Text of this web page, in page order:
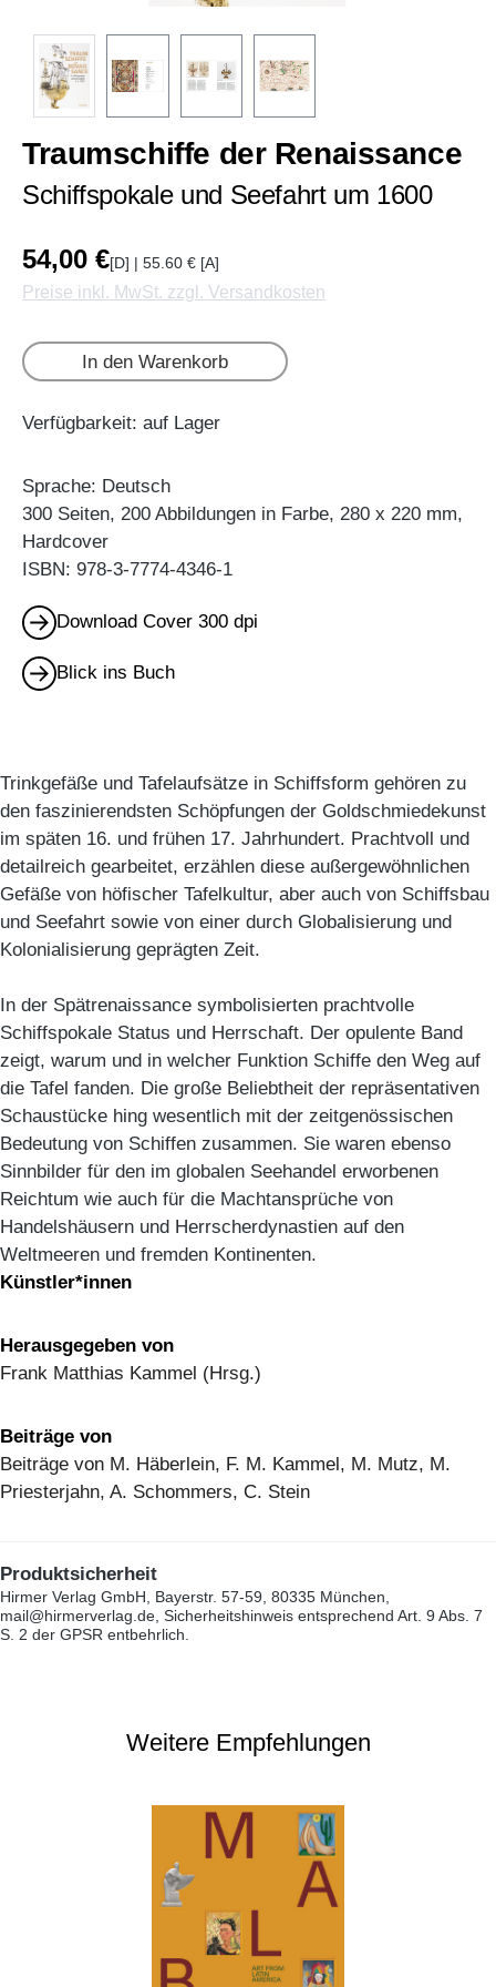
Traumschiffe der Renaissance
Schiffspokale und Seefahrt um 1600
54,00 €[D] | 55.60 € [A]
Preise inkl. MwSt. zzgl. Versandkosten
In den Warenkorb
Verfügbarkeit: auf Lager
Sprache: Deutsch
300 Seiten, 200 Abbildungen in Farbe, 280 x 220 mm,
Hardcover
ISBN: 978-3-7774-4346-1
Download Cover 300 dpi
Blick ins Buch
Trinkgefäße und Tafelaufsätze in Schiffsform gehören zu
den faszinierendsten Schöpfungen der Goldschmiedekunst
im späten 16. und frühen 17. Jahrhundert. Prachtvoll und
detailreich gearbeitet, erzählen diese außergewöhnlichen
Gefäße von höfischer Tafelkultur, aber auch von Schiffsbau
und Seefahrt sowie von einer durch Globalisierung und
Kolonialisierung geprägten Zeit.
In der Spätrenaissance symbolisierten prachtvolle
Schiffspokale Status und Herrschaft. Der opulente Band
zeigt, warum und in welcher Funktion Schiffe den Weg auf
die Tafel fanden. Die große Beliebtheit der repräsentativen
Schaustücke hing wesentlich mit der zeitgenössischen
Bedeutung von Schiffen zusammen. Sie waren ebenso
Sinnbilder für den im globalen Seehandel erworbenen
Reichtum wie auch für die Machtansprüche von
Handelshäusern und Herrscherdynastien auf den
Weltmeeren und fremden Kontinenten.
Künstler*innen
Herausgegeben von
Frank Matthias Kammel (Hrsg.)
Beiträge von
Beiträge von M. Häberlein, F. M. Kammel, M. Mutz, M.
Priesterjahn, A. Schommers, C. Stein
Produktsicherheit
Hirmer Verlag GmbH, Bayerstr. 57-59, 80335 München,
mail@hirmerverlag.de, Sicherheitshinweis entsprechend Art. 9 Abs. 7
S. 2 der GPSR entbehrlich.
Weitere Empfehlungen